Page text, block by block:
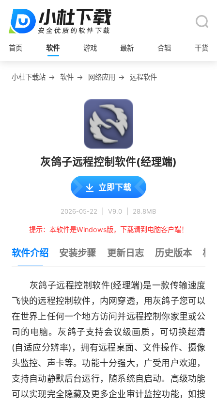
首页 软件 游戏 最新 合辑 干货
小杜下载站 → 软件 → 网络应用 → 远程软件
灰鸽子远程控制软件(经理端)
立即下载
2026-05-22 V9.0 28.8MB
提示：本软件是Windows版，下载请到电脑客户端！
软件介绍 安装步骤 更新日志 历史版本 相
灰鸽子远程控制软件(经理端)是一款传输速度
飞快的远程控制软件，内网穿透，用灰鸽子您可以
在世界上任何一个地方访问并远程控制你家里或公
司的电脑。灰鸽子支持会议级画质，可切换超清
(自适应分辨率)，拥有远程桌面、文件操作、摄像
头监控、声卡等。功能十分强大，广受用户欢迎，
支持自动静默后台运行，随系统自启动。高级功能
可以实现完全隐藏及更多企业审计监控功能，如搜